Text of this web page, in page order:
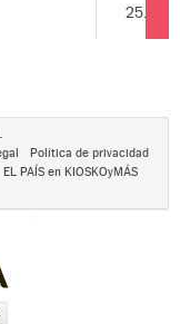
25.98
Política de privacidad
EL PAÍS en KIOSKOyMÁS